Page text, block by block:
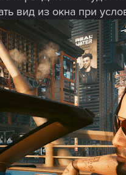
вид из окна при